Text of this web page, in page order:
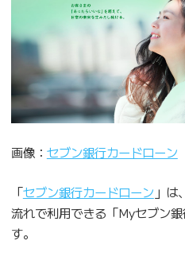
画像： セブン銀行カードローン
「セブン銀行カードローン 」は
流れで利用できる「Myセブン
す。